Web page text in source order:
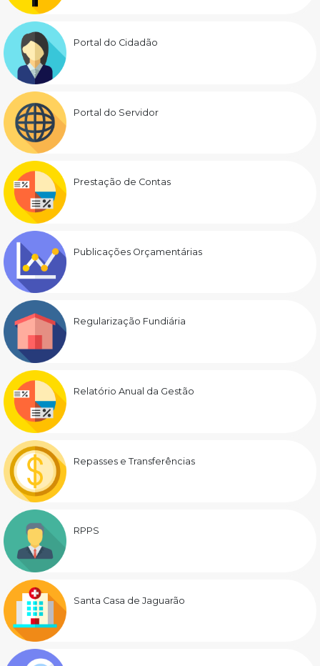
Portal do Cidadão
Portal do Servidor
Prestação de Contas
Publicações Orçamentárias
Regularização Fundiária
Relatório Anual da Gestão
Repasses e Transferências
RPPS
Santa Casa de Jaguarão